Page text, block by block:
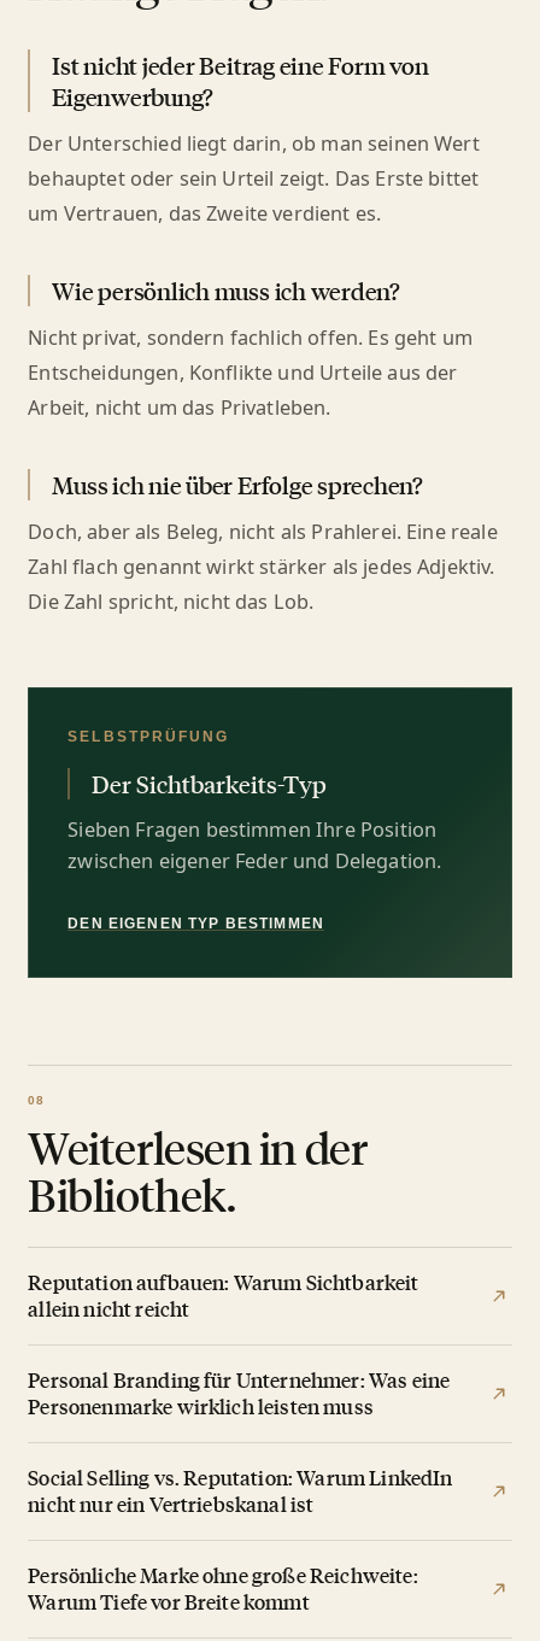
Ist nicht jeder Beitrag eine Form von
Eigenwerbung?
Der Unterschied liegt darin, ob man seinen Wert
behauptet oder sein Urteil zeigt. Das Erste bittet
um Vertrauen, das Zweite verdient es.
Wie persönlich muss ich werden?
Nicht privat, sondern fachlich offen. Es geht um
Entscheidungen, Konflikte und Urteile aus der
Arbeit, nicht um das Privatleben.
Muss ich nie über Erfolge sprechen?
Doch, aber als Beleg, nicht als Prahlerei. Eine reale
Zahl flach genannt wirkt stärker als jedes Adjektiv.
Die Zahl spricht, nicht das Lob.
SELBSTPRÜFUNG
Der Sichtbarkeits-Typ
Sieben Fragen bestimmen Ihre Position
zwischen eigener Feder und Delegation.
DEN EIGENEN TYP BESTIMMEN
Weiterlesen in der
Bibliothek.
Reputation aufbauen: Warum Sichtbarkeit
allein nicht reicht
Personal Branding für Unternehmer: Was eine
Personenmarke wirklich leisten muss
Social Selling vs. Reputation: Warum LinkedIn
nicht nur ein Vertriebskanal ist
Persönliche Marke ohne große Reichweite:
Warum Tiefe vor Breite kommt